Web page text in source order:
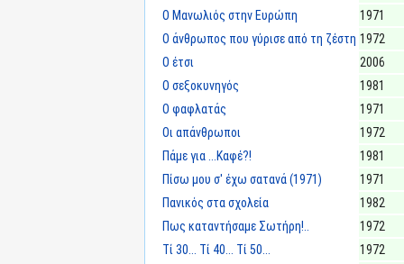
Ο Μανωλιός στην Ευρώπη
1971
Ο άνθρωπος που γύρισε από τη ζέστη 1972
Ο έτσι
2006
Ο σεξοκυνηγός
1981
Ο φαφλατάς
1971
Οι απάνθρωποι
1972
Πάμε για ...Καφέ?!
1981
Πίσω μου σ' έχω σατανά (1971)
1971
Πανικός στα σχολεία
1982
Πως καταντήσαμε Σωτήρη!..
1972
Τί 30... Τί 40... Τί 50...
1972